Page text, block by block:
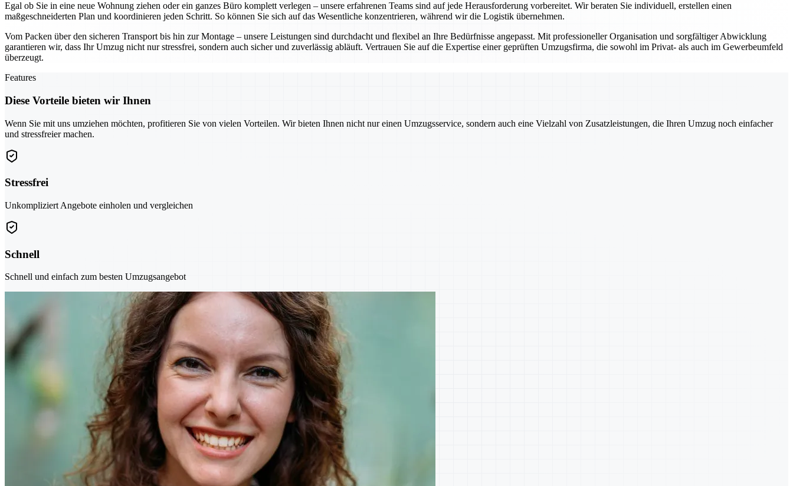
Egal ob Sie in eine neue Wohnung ziehen oder ein ganzes Büro komplett verlegen – unsere erfahrenen Teams sind auf jede Herausforderung vorbereitet. Wir beraten Sie individuell, erstellen einen
maßgeschneiderten Plan und koordinieren jeden Schritt. So können Sie sich auf das Wesentliche konzentrieren, während wir die Logistik übernehmen.
Vom Packen über den sicheren Transport bis hin zur Montage – unsere Leistungen sind durchdacht und flexibel an Ihre Bedürfnisse angepasst. Mit professioneller Organisation und sorgfältiger Abwicklung
garantieren wir, dass Ihr Umzug nicht nur stressfrei, sondern auch sicher und zuverlässig abläuft. Vertrauen Sie auf die Expertise einer geprüften Umzugsfirma, die sowohl im Privat- als auch im Gewerbeumfeld
überzeugt.
Features
Diese Vorteile bieten wir Ihnen
Wenn Sie mit uns umziehen möchten, profitieren Sie von vielen Vorteilen. Wir bieten Ihnen nicht nur einen Umzugsservice, sondern auch eine Vielzahl von Zusatzleistungen, die Ihren Umzug noch einfacher
und stressfreier machen.
Stressfrei
Unkompliziert Angebote einholen und vergleichen
Schnell
Schnell und einfach zum besten Umzugsangebot